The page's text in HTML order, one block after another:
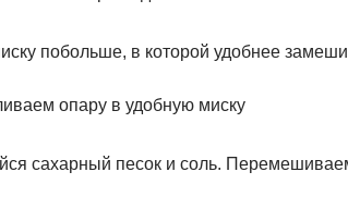
побольше, в которой удобнее
сахарный песок и соль.